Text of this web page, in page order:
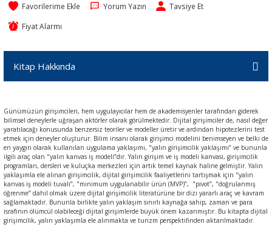
Yorum Yazın Tavsiye Et
Fiyat Alarmı
Kitap Hakkında
Günümüzün girişimcileri, hem uygulayıcılar hem de akademisyenler tarafından giderek
bilimsel deneylerle uğraşan aktörler olarak görülmektedir. Dijital girişimciler de, nasıl değer
yaratılacağı konusunda benzersiz teoriler ve modeller üretir ve ardından hipotezlerini test
etmek için deneyler oluşturur. Bilim insanı olarak girişimci modelini benimseyen ve belki de
en yaygın olarak kullanılan uygulama yaklaşımı, "yalın girişimcilik yaklaşımı” ve bununla
ilgili araç olan "yalın kanvas iş modeli”dir. Yalın girişim ve iş modeli kanvası, girişimcilik
programları, dersleri ve kuluçka merkezleri için artık temel kaynak haline gelmiştir. Yalın
yaklaşımla ele alınan girişimcilik, dijital girişimcilik faaliyetlerini tartışmak için "yalın
kanvas iş modeli tuvali”, "minimum uygulanabilir ürün (MVP)”, "pivot”, "doğrulanmış
öğrenme” dahil olmak üzere dijital girişimcilik literatürüne bir dizi yararlı araç ve kavram
sağlamaktadır. Bununla birlikte yalın yaklaşım sınırlı kaynağa sahip, zaman ve para
israfının ölümcül olabileceği dijital girişimlerde büyük önem kazanmıştır. Bu kitapta dijital
girişimcilik, yalın yaklaşımla ele alınmakta ve turizm perspektifinden aktarılmaktadır.